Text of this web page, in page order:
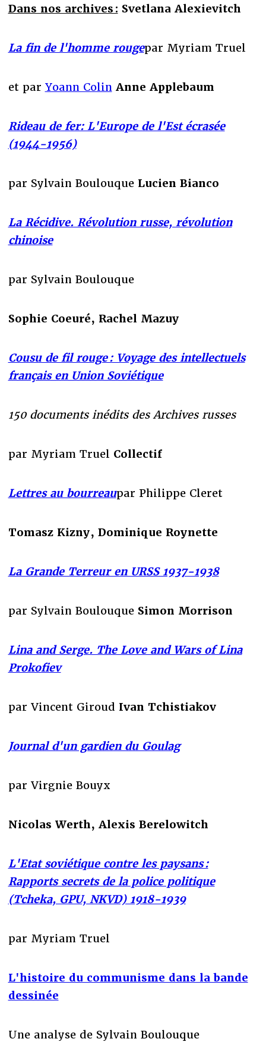
Dans nos archives : Svetlana Alexievitch
La fin de l'homme rougepar Myriam Truel
et par Yoann Colin Anne Applebaum
Rideau de fer: L'Europe de l'Est écrasée
(1944-1956)
par Sylvain Boulouque Lucien Bianco
La Récidive. Révolution russe, révolution
chinoise
par Sylvain Boulouque
Sophie Coeuré, Rachel Mazuy
Cousu de fil rouge : Voyage des intellectuels
français en Union Soviétique
150 documents inédits des Archives russes
par Myriam Truel Collectif
Lettres au bourreaupar Philippe Cleret
Tomasz Kizny, Dominique Roynette
La Grande Terreur en URSS 1937-1938
par Sylvain Boulouque Simon Morrison
Lina and Serge. The Love and Wars of Lina
Prokofiev
par Vincent Giroud Ivan Tchistiakov
Journal d'un gardien du Goulag
par Virgnie Bouyx
Nicolas Werth, Alexis Berelowitch
L'Etat soviétique contre les paysans :
Rapports secrets de la police politique
(Tcheka, GPU, NKVD) 1918-1939
par Myriam Truel
L'histoire du communisme dans la bande
dessinée
Une analyse de Sylvain Boulouque